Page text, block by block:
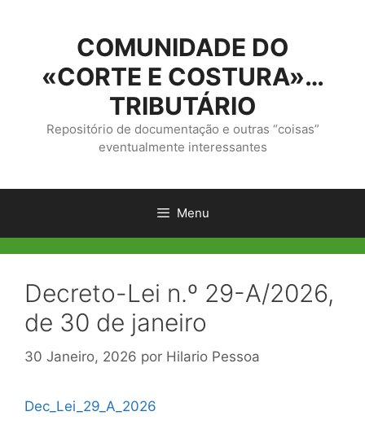
conteúdo
COMUNIDADE DO
«CORTE E COSTURA»…
TRIBUTÁRIO
Repositório de documentação e outras “coisas”
eventualmente interessantes
Menu
Decreto-Lei n.º 29-A/2026,
de 30 de janeiro
30 Janeiro, 2026 por Hilario Pessoa
Dec Lei 29 A 2026